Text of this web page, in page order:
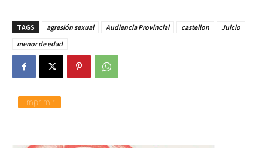
TAGS agresión sexual Audiencia Provincial castellon
Juicio
menor de edad
Imprimir